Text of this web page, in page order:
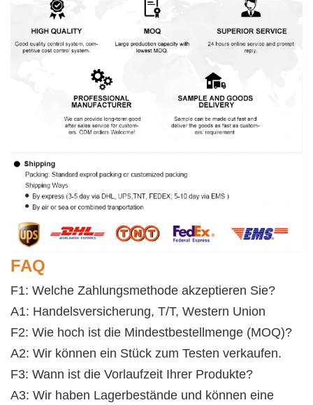
FAQ
F1: Welche Zahlungsmethode akzeptieren Sie?
A1: Handelsversicherung, T/T, Western Union
F2: Wie hoch ist die Mindestbestellmenge (MOQ)?
A2: Wir können ein Stück zum Testen verkaufen.
F3: Wann ist die Vorlaufzeit Ihrer Produkte?
A3: Wir haben Lagerbestände und können eine